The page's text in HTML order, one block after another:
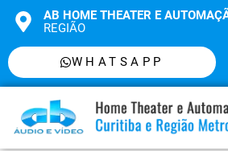
AB HOME THEATER E
REGIÃO
WHATSAPP